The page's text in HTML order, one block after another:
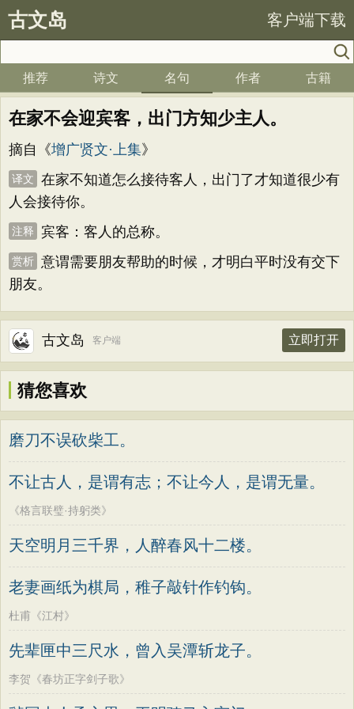
古文岛 客户端下载
推荐 诗文 名句 作者 古籍
在家不会迎宾客，出门方知少主人。
摘自《增广贤文·上集》
译文
在家不知道怎么接待客人，出门了才知道很少有
人会接待你。
注释 宾客：客人的总称。
赏析 意谓需要朋友帮助的时候，才明白平时没有交下
朋友。
古文岛 客户端 立即打开
猜您喜欢
磨刀不误砍柴工。
不让古人，是谓有志；不让今人，是谓无量。
《格言联璧·持躬类》
天空明月三千界，人醉春风十二楼。
老妻画纸为棋局，稚子敲针作钓钩。
杜甫《江村》
先辈匣中三尺水，曾入吴潭斩龙子。
李贺《春坊正字剑子歌》